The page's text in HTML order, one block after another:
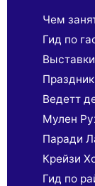
Чем
Гид по
Ведетт
Мулен
Паради
Крейзи
Гид по